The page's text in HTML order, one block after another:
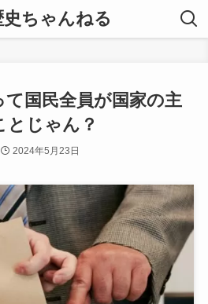
史ちゃんねる
て国民全員が国家の主
とじゃん？
2024年5月23日